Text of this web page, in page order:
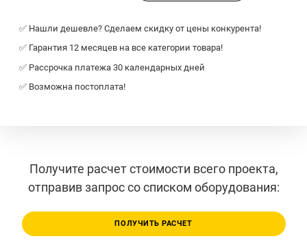
✅ Нашли дешевле? Сделаем скидку от цены конкурента!
✅ Гарантия 12 месяцев на все категории товара!
✅ Рассрочка платежа 30 календарных дней
✅ Возможна постоплата!
Получите расчет стоимости всего проекта,
отправив запрос со списком оборудования:
ПОЛУЧИТЬ РАСЧЕТ